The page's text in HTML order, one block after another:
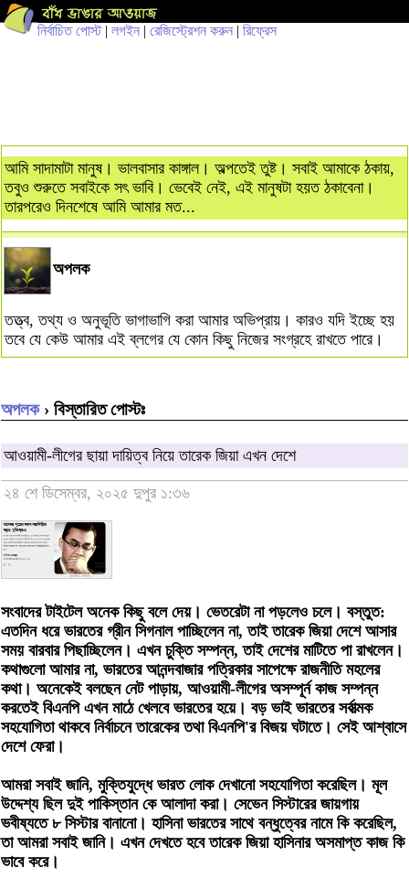
নির্বাচিত পোস্ট| লগইন | রেজিস্ট্রেশন করুন | রিফ্রেস
আমি সাদামাটা মানুষ। ভালবাসার কাঙ্গাল। অল্পতেই তুষ্ট। সবাই আমাকে ঠকায়,
তবুও শুরুতে সবাইকে সৎ ভাবি। ভেবেই নেই, এই মানুষটা হয়ত ঠকাবেনা।
তারপরেও দিনশেষে আমি আমার মত...
অপলক
তত্ত্ব, তথ্য ও অনুভূতি ভাগাভাগি করা আমার অভিপ্রায়। কারও যদি ইচ্ছে হয়
তবে যে কেউ আমার এই ব্লগের যে কোন কিছু নিজের সংগ্রহে রাখতে পারে।
অপলক › বিস্তারিত পোস্টঃ
আওয়ামী-লীগের ছায়া দায়িত্ব নিয়ে তারেক জিয়া এখন দেশে
২৪ শে ডিসেম্বর, ২০২৫ দুপুর ১:৩৬
সংবাদের টাইটেল অনেক কিছু বলে দেয়। ভেতরেটা না পড়লেও চলে। বস্তুত:
এতদিন ধরে ভারতের গ্রীন সিগনাল পাচ্ছিলেন না, তাই তারেক জিয়া দেশে আসার
সময় বারবার পিছাচ্ছিলেন। এখন চুক্তি সম্পন্ন, তাই দেশের মাটিতে পা রাখলেন।
কথাগুলো আমার না, ভারতের আনন্দবাজার পত্রিকার সাপেক্ষে রাজনীতি মহলের
কথা। অনেকেই বলছেন নেট পাড়ায়, আওয়ামী-লীগের অসম্পূর্ন কাজ সম্পন্ন
করতেই বিএনপি এখন মাঠে খেলবে ভারতের হয়ে। বড় ভাই ভারতের সর্বাত্মক
সহযোগিতা থাকবে নির্বাচনে তারেকের তথা বিএনপি'র বিজয় ঘটাতে। সেই আশ্বাসে
দেশে ফেরা।
আমরা সবাই জানি, মুক্তিযুদ্ধে ভারত লোক দেখানো সহযোগিতা করেছিল। মূল
উদ্দেশ্য ছিল দুই পাকিস্তান কে আলাদা করা। সেভেন সিস্টারের জায়গায়
ভবীষ্যতে ৮ সিস্টার বানানো। হাসিনা ভারতের সাথে বন্ধুত্বের নামে কি করেছিল,
তা আমরা সবাই জানি। এখন দেখতে হবে তারেক জিয়া হাসিনার অসমাপ্ত কাজ কি
ভাবে করে।